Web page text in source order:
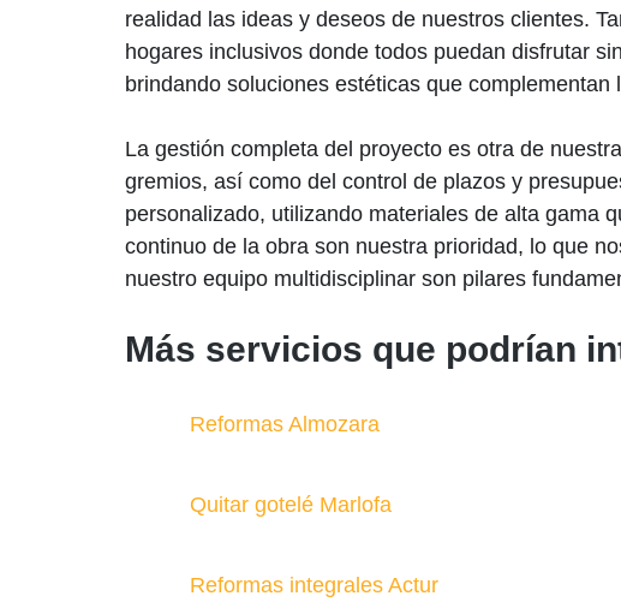
realidad las ideas y deseos de nuestros clientes.
hogares inclusivos donde todos puedan disfrutar
brindando soluciones estéticas que complementan
La gestión completa del proyecto es otra de
gremios, así como del control de plazos y
personalizado, utilizando materiales de alta gama
continuo de la obra son nuestra prioridad, lo que
nuestro equipo multidisciplinar son pilares
Más servicios que podrían
Reformas Almozara
Quitar gotelé Marlofa
Reformas integrales Actur